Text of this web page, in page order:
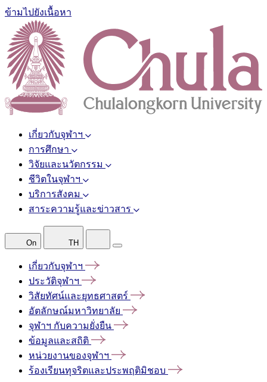
ข้ามไปยังเนื้อหา
เกี่ยวกับจุฬาฯ
การศึกษา
วิจัยและนวัตกรรม
ชีวิตในจุฬาฯ
บริการสังคม
สาระความรู้และข่าวสาร
On TH
เกี่ยวกับจุฬาฯ
ประวัติจุฬาฯ
วิสัยทัศน์และยุทธศาสตร์
อัตลักษณ์มหาวิทยาลัย
จุฬาฯ กับความยั่งยืน
ข้อมูลและสถิติ
หน่วยงานของจุฬาฯ
ร้องเรียนทุจริตและประพฤติมิชอบ